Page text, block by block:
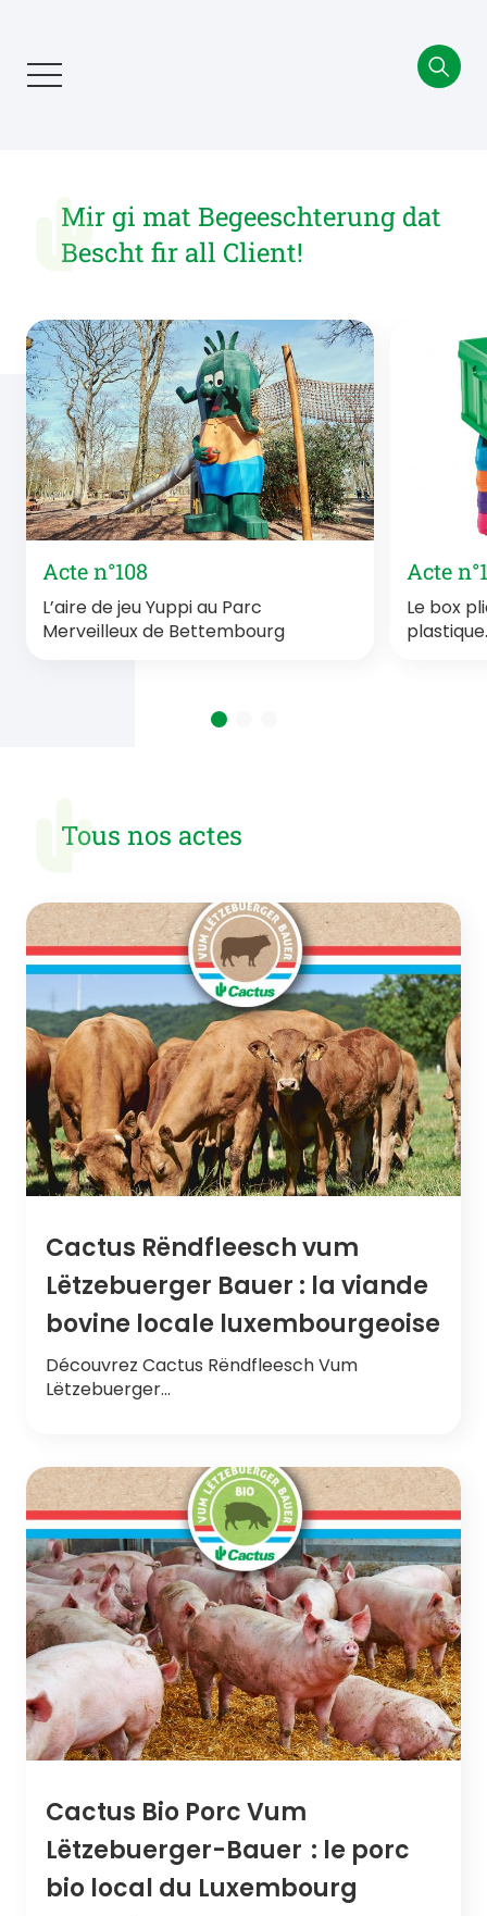
principalMir gi mat Begeeschterung dat
Bescht fir all Client!
Acte n°108
L’aire de jeu Yuppi au Parc
Merveilleux de Bettembourg
Acte
Le box
Tous nos actes
Cactus Rëndfleesch vum
Lëtzebuerger Bauer : la viande
bovine locale luxembourgeoise
Découvrez Cactus Rëndfleesch Vum
Lëtzebuerger…
Cactus Bio Porc Vum
Lëtzebuerger-Bauer : le porc
bio local du Luxembourg